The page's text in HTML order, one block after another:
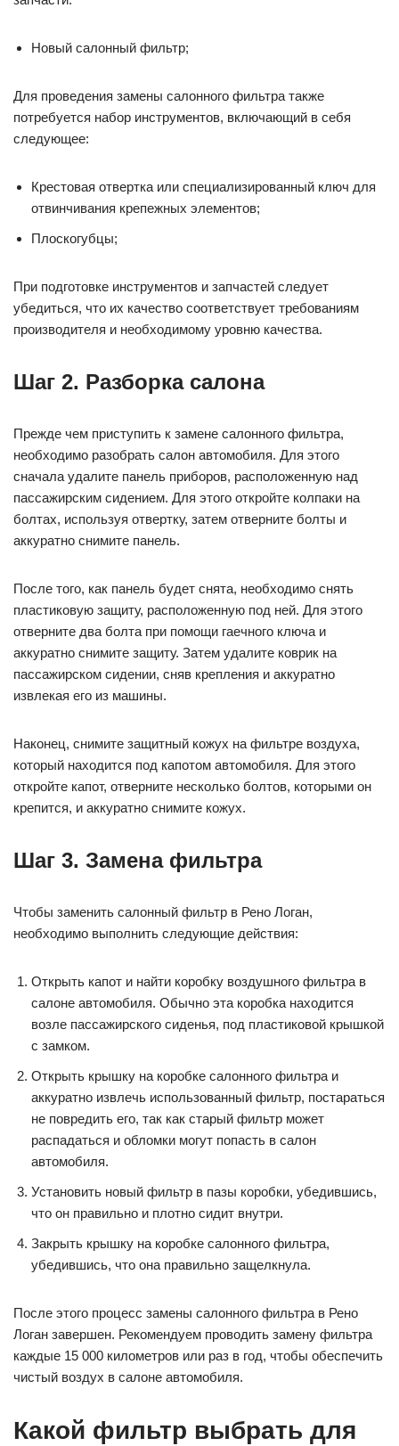
Новый салонный фильтр;
Для проведения замены салонного фильтра также
потребуется набор инструментов, включающий в себя
следующее:
Крестовая отвертка или специализированный ключ для
отвинчивания крепежных элементов;
Плоскогубцы;
При подготовке инструментов и запчастей следует
убедиться, что их качество соответствует требованиям
производителя и необходимому уровню качества.
Шаг 2. Разборка салона
Прежде чем приступить к замене салонного фильтра,
необходимо разобрать салон автомобиля. Для этого
сначала удалите панель приборов, расположенную над
пассажирским сидением. Для этого откройте колпаки на
болтах, используя отвертку, затем отверните болты и
аккуратно снимите панель.
После того, как панель будет снята, необходимо снять
пластиковую защиту, расположенную под ней. Для этого
отверните два болта при помощи гаечного ключа и
аккуратно снимите защиту. Затем удалите коврик на
пассажирском сидении, сняв крепления и аккуратно
извлекая его из машины.
Наконец, снимите защитный кожух на фильтре воздуха,
который находится под капотом автомобиля. Для этого
откройте капот, отверните несколько болтов, которыми он
крепится, и аккуратно снимите кожух.
Шаг 3. Замена фильтра
Чтобы заменить салонный фильтр в Рено Логан,
необходимо выполнить следующие действия:
Открыть капот и найти коробку воздушного фильтра в
салоне автомобиля. Обычно эта коробка находится
возле пассажирского сиденья, под пластиковой крышкой
с замком.
Открыть крышку на коробке салонного фильтра и
аккуратно извлечь использованный фильтр, постараться
не повредить его, так как старый фильтр может
распадаться и обломки могут попасть в салон
автомобиля.
Установить новый фильтр в пазы коробки, убедившись,
что он правильно и плотно сидит внутри.
Закрыть крышку на коробке салонного фильтра,
убедившись, что она правильно защелкнула.
После этого процесс замены салонного фильтра в Рено
Логан завершен. Рекомендуем проводить замену фильтра
каждые 15 000 километров или раз в год, чтобы обеспечить
чистый воздух в салоне автомобиля.
Какой фильтр выбрать для